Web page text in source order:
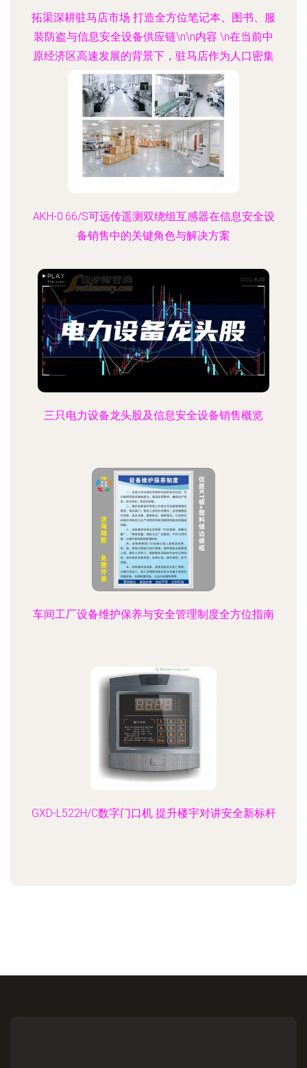
拓渠深耕驻马店市场 打造全方位笔记本、图书、服
装防盗与信息安全设备供应链\n\n内容 \n在当前中
原经济区高速发展的背景下，驻马店作为人口密集
且商贸活跃的城市之一，政企、高校、连锁书店及
一线服装零售门店的信息化与实体资产管理防护备
受挑战。针对这一需求，我们现正推出面向“世界工
厂网全国信息库并落地驻马店的防盗设备及安全产
品”专项标杆系列方案。全覆盖涉及集成电路射频监
督、身份识别及闭路安防协同的笔记本防盗系统，
偷盗处理威胁；图书防盗相关设备主打高技术低频
射频（RFI
AKH-0.66/S可远传遥测双绕组互感器在信息安全设
备销售中的关键角色与解决方案
三只电力设备龙头股及信息安全设备销售概览
车间工厂设备维护保养与安全管理制度全方位指南
GXD-L522H/C数字门口机 提升楼宇对讲安全新标杆